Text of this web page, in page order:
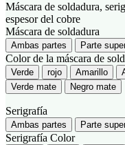
Máscara de soldadura,
espesor del cobre
Máscara de soldadura
Ambas partes Parte
Color de la máscara de
Verde rojo Amarillo
Verde mate
Negro mate
Serigrafía
Ambas partes Parte
Serigrafía Color